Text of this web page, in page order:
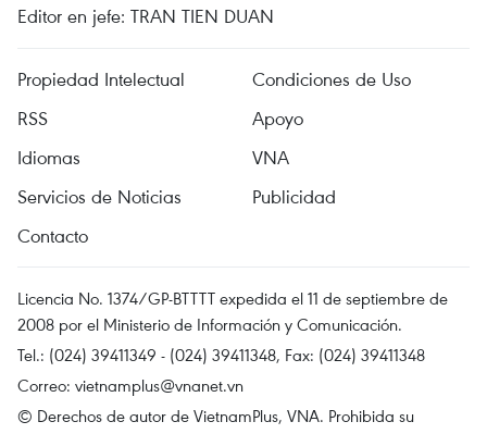
Editor en jefe: TRAN TIEN DUAN
Propiedad Intelectual
Condiciones de Uso
RSS
Apoyo
Idiomas
VNA
Servicios de Noticias
Publicidad
Contacto
Licencia No. 1374/GP-BTTTT expedida el 11 de septiembre de
2008 por el Ministerio de Información y Comunicación.
Tel.: (024) 39411349 - (024) 39411348, Fax: (024) 39411348
Correo: vietnamplus@vnanet.vn
© Derechos de autor de VietnamPlus, VNA. Prohibida su